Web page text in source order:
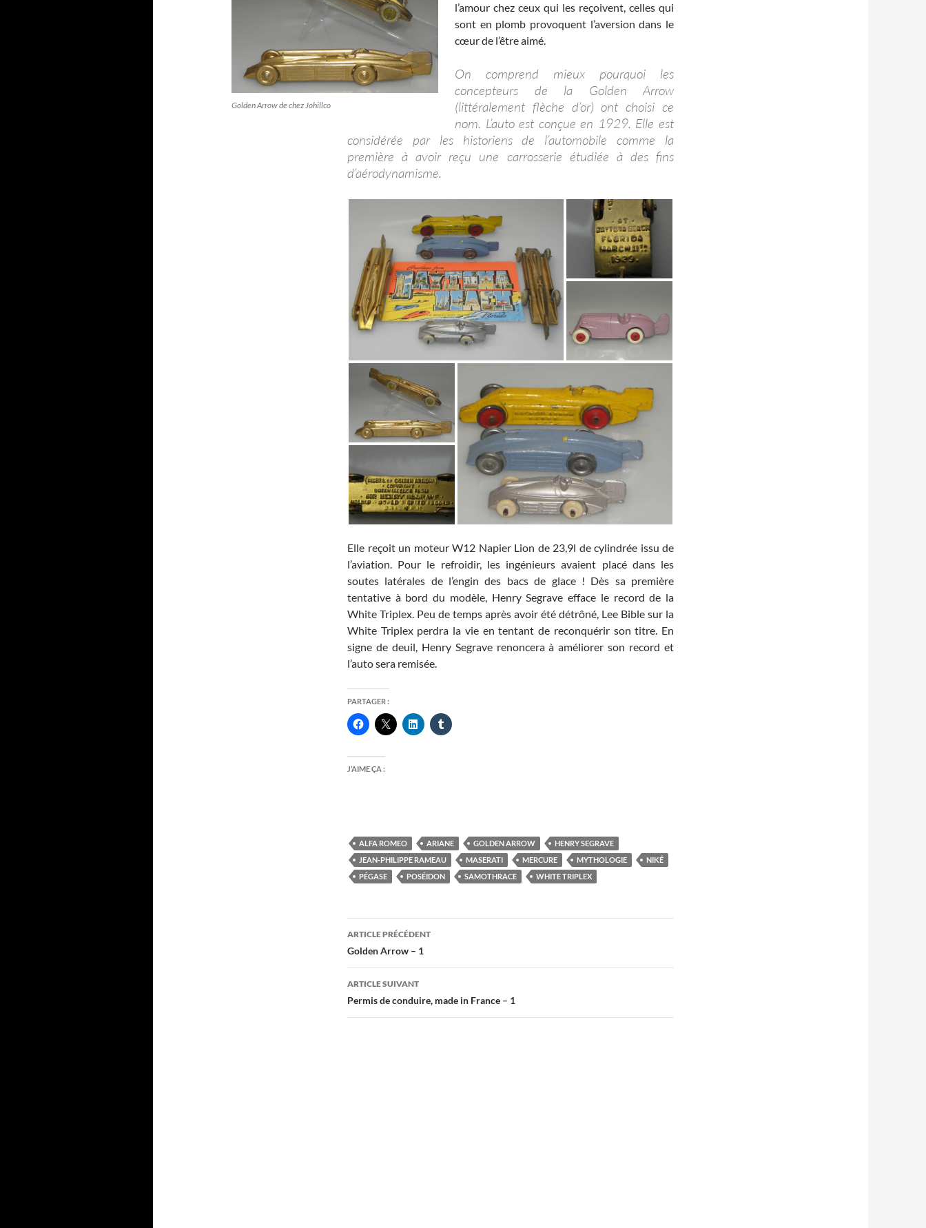
Golden Arrow de chez Johillco
l’amour chez ceux qui les reçoivent, celles qui
sont en plomb provoquent l’aversion dans le
cœur de l’être aimé.
On comprend mieux pourquoi les
concepteurs de la Golden Arrow
(littéralement flèche d’or) ont choisi ce
nom. L’auto est conçue en 1929. Elle est
considérée par les historiens de l’automobile comme la
première à avoir reçu une carrosserie étudiée à des fins
d’aérodynamisme.
Elle reçoit un moteur W12 Napier Lion de 23,9l de cylindrée issu de
l’aviation. Pour le refroidir, les ingénieurs avaient placé dans les
soutes latérales de l’engin des bacs de glace ! Dès sa première
tentative à bord du modèle, Henry Segrave efface le record de la
White Triplex. Peu de temps après avoir été détrôné, Lee Bible sur la
White Triplex perdra la vie en tentant de reconquérir son titre. En
signe de deuil, Henry Segrave renoncera à améliorer son record et
l’auto sera remisée.
PARTAGER :
J’AIME ÇA :
ALFA ROMEO ARIANE GOLDEN ARROW
HENRY SEGRAVE
JEAN-PHILIPPE RAMEAU
MASERATI MERCURE MYTHOLOGIE
NIKÉ
PÉGASE
POSÉIDON SAMOTHRACE WHITE TRIPLEX
Navigation
des
articles
ARTICLE PRÉCÉDENT
Golden Arrow – 1
ARTICLE SUIVANT
Permis de conduire, made in France – 1